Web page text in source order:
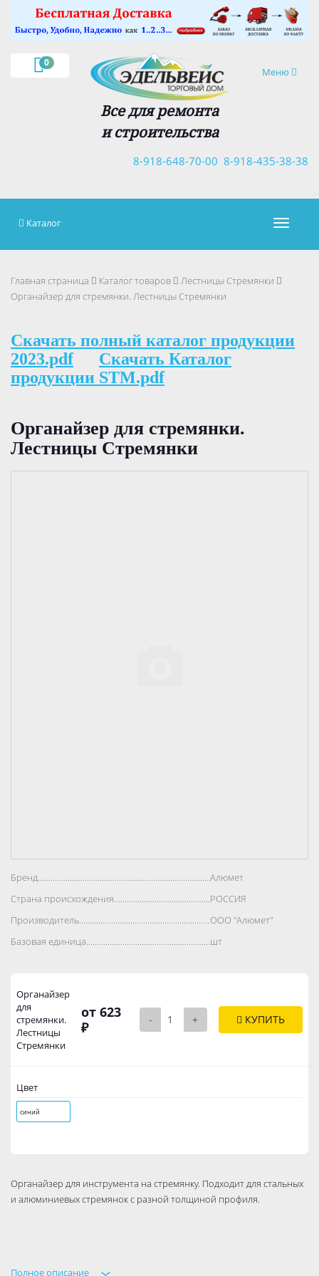
0
Навигация
Меню
Все для ремонта
и строительства
8-918-435-38-38
8-918-648-70-00
×
Каталог
Главная страница Каталог товаров
Лестницы Стремянки
Органайзер для стремянки. Лестницы Стремянки
Скачать полный каталог продукции
2023.pdf
Скачать Каталог
продукции STM.pdf
Органайзер для стремянки.
Лестницы Стремянки
Бренд..................................................................................Алюмет
Страна происхождения..................................................................................
РОССИЯ
Производитель..................................................................................
ООО "Алюмет"
Базовая единица..................................................................................
шт
Органайзер
для
стремянки.
Лестницы
Стремянки
от 623
₽
- + КУПИТЬ
Цвет
синий
Органайзер для инструмента на стремянку. Подходит для стальных
и алюминиевых стремянок с разной толщиной профиля.
Полное описание